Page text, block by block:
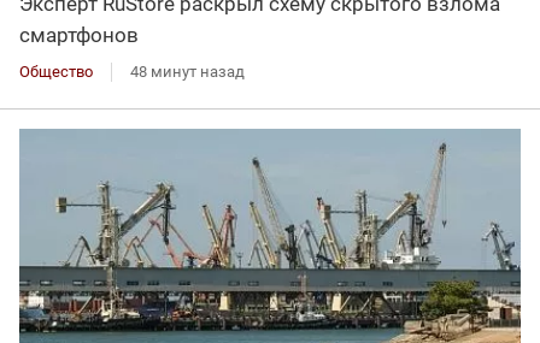
смартфонов
Общество 48 минут назад